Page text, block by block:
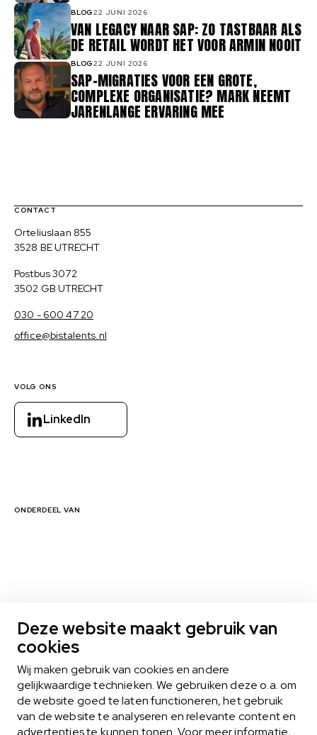
Deze website maakt gebruik van
cookies
Wij maken gebruik van cookies en andere
gelijkwaardige technieken. We gebruiken deze o.a. om
de website goed te laten functioneren, het gebruik
van de website te analyseren en relevante content en
advertenties te kunnen tonen. Voor meer informatie,
VAN LEGACY NAAR SAP: ZO TASTBAAR ALS
DE RETAIL WORDT HET VOOR ARMIN NOOIT
BLOG22 JUNI 2026
SAP-MIGRATIES VOOR EEN GROTE,
COMPLEXE ORGANISATIE? MARK NEEMT
JARENLANGE ERVARING MEE
BLOG22 JUNI 2026
Contact, verdere links en colofon
CONTACT
Bezoekadres
Orteliuslaan 855
3528 BE UTRECHT
Postadres
Postbus 3072
3502 GB UTRECHT
030 - 600 47 20
office@bistalents.nl
VOLG ONS
LinkedIn
ONDERDEEL VAN
Bekijk alle domeinen
MIDLANCEN
Het midlance-model biedt het beste van twee werelden